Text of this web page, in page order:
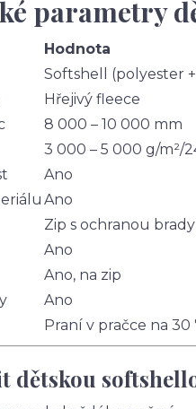
parametry
Hodnota
Softshell (polyester
Hřejivý fleece
8 000 – 10 000 mm
3 000 – 5 000 g/m²/
Ano
Ano
Zip s ochranou brady
Ano
Ano, na zip
Ano
Praní v pračce na 30
dětskou